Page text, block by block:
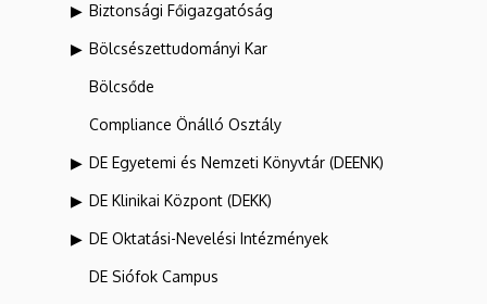
Biztonsági Főigazgatóság
Bölcsészettudományi Kar
Bölcsőde
Compliance Önálló Osztály
DE Egyetemi és Nemzeti Könyvtár (DEENK)
DE Klinikai Központ (DEKK)
DE Oktatási-Nevelési Intézmények
DE Siófok Campus